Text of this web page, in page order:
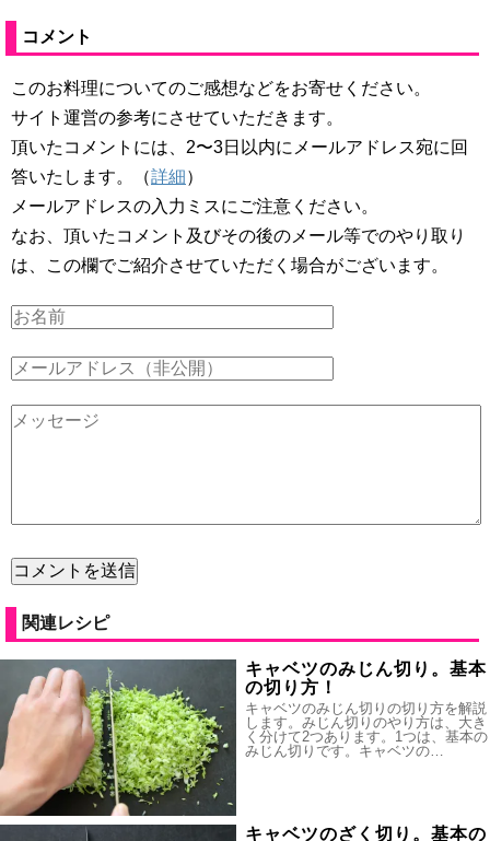
コメント
このお料理についてのご感想などをお寄せください。
サイト運営の参考にさせていただきます。
頂いたコメントには、2〜3日以内にメールアドレス宛に回
答いたします。（詳細）
メールアドレスの入力ミスにご注意ください。
なお、頂いたコメント及びその後のメール等でのやり取り
は、この欄でご紹介させていただく場合がございます。
関連レシピ
キャベツのみじん切り。基本
の切り方！
キャベツのみじん切りの切り方を解説
します。みじん切りのやり方は、大き
く分けて2つあります。1つは、基本の
みじん切りです。キャベツの…
キャベツのざく切り。基本の